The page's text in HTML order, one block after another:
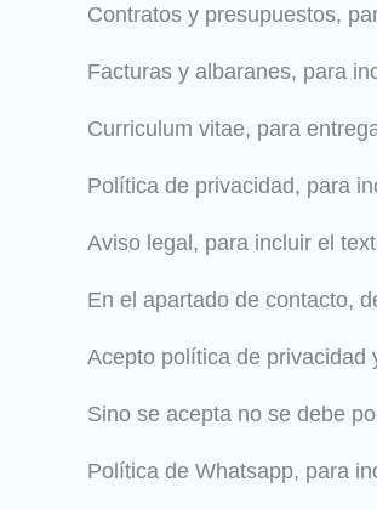
Contratos y presupuestos,
Facturas y albaranes, para
Curriculum vitae, para
Política de privacidad, para
Aviso legal, para incluir el
En el apartado de contacto,
Acepto política de privacidad
Sino se acepta no se debe
Política de Whatsapp, para